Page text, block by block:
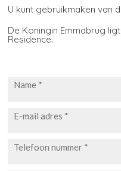
U kunt gebruikmaken van
De Koningin Emmabrug
Residence.